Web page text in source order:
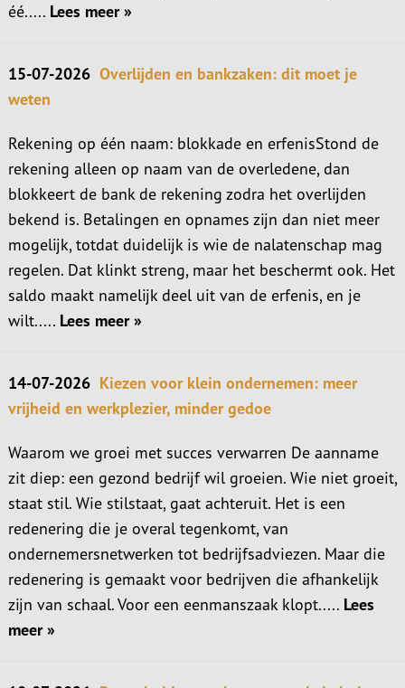
éé..... Lees meer »
15-07-2026 Overlijden en bankzaken: dit moet je
weten
Rekening op één naam: blokkade en erfenisStond de
rekening alleen op naam van de overledene, dan
blokkeert de bank de rekening zodra het overlijden
bekend is. Betalingen en opnames zijn dan niet meer
mogelijk, totdat duidelijk is wie de nalatenschap mag
regelen. Dat klinkt streng, maar het beschermt ook. Het
saldo maakt namelijk deel uit van de erfenis, en je
wilt..... Lees meer »
14-07-2026 Kiezen voor klein ondernemen: meer
vrijheid en werkplezier, minder gedoe
Waarom we groei met succes verwarren De aanname
zit diep: een gezond bedrijf wil groeien. Wie niet groeit,
staat stil. Wie stilstaat, gaat achteruit. Het is een
redenering die je overal tegenkomt, van
ondernemersnetwerken tot bedrijfsadviezen. Maar die
redenering is gemaakt voor bedrijven die afhankelijk
zijn van schaal. Voor een eenmanszaak klopt..... Lees
meer »